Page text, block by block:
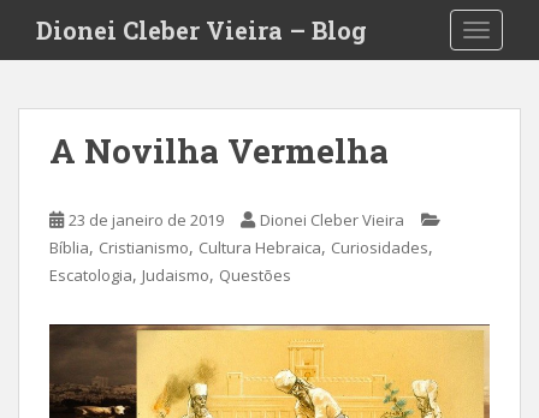
i
Dionei Cleber Vieira – Blog
A Novilha Vermelha
23 de janeiro de 2019
Dionei Cleber Vieira
Bíblia, Cristianismo, Cultura Hebraica, Curiosidades,
Escatologia, Judaismo, Questões